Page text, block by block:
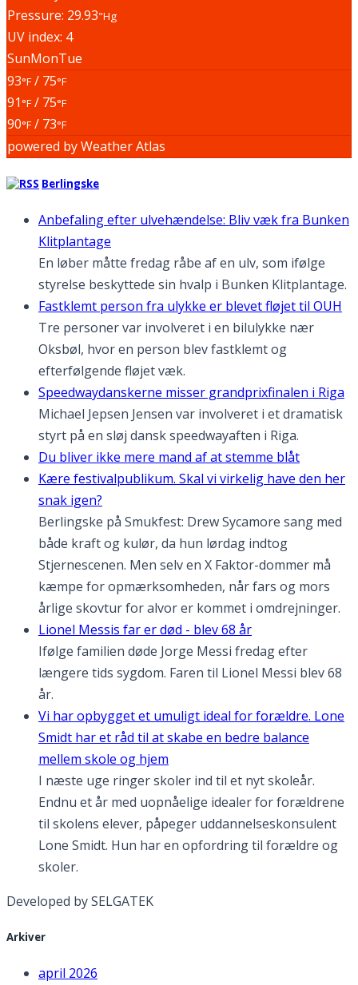
Pressure: 29.93"Hg
UV index: 4
SunMonTue
93°F/ 75°F
91 °F/ 75°F
90°F/ 73°F
powered byWeather Atlas
Berlingske
Anbefaling efter ulvehændelse: Bliv væk fra Bunken
Klitplantage
En løber måtte fredag råbe af en ulv, som ifølge
styrelse beskyttede sin hvalp i Bunken Klitplantage.
Fastklemt person fra ulykke er blevet fløjet til OUH
Tre personer var involveret i en bilulykke nær
Oksbøl, hvor en person blev fastklemt og
efterfølgende fløjet væk.
Speedwaydanskerne misser grandprixfinalen i Riga
Michael Jepsen Jensen var involveret i et dramatisk
styrt på en sløj dansk speedwayaften i Riga.
Du bliver ikke mere mand af at stemme blåt
Kære festivalpublikum. Skal vi virkelig have den her
snak igen?
Berlingske på Smukfest: Drew Sycamore sang med
både kraft og kulør, da hun lørdag indtog
Stjernescenen. Men selv en X Faktor-dommer må
kæmpe for opmærksomheden, når fars og mors
årlige skovtur for alvor er kommet i omdrejninger.
Lionel Messis far er død - blev 68 år
Ifølge familien døde Jorge Messi fredag efter
længere tids sygdom. Faren til Lionel Messi blev 68
år.
Vi har opbygget et umuligt ideal for forældre. Lone
Smidt har et råd til at skabe en bedre balance
mellem skole og hjem
I næste uge ringer skoler ind til et nyt skoleår.
Endnu et år med uopnåelige idealer for forældrene
til skolens elever, påpeger uddannelseskonsulent
Lone Smidt. Hun har en opfordring til forældre og
skoler.
Developed by SELGATEK
Arkiver
april 2026